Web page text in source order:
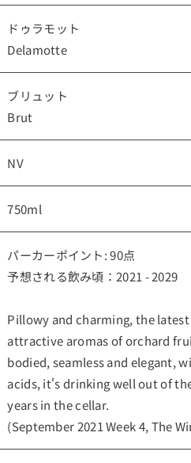
ドゥラモット
Delamotte
ブリュット
Brut
NV
750ml
パーカーポイント: 90点
予想される飲み頃：2021 - 2029
Pillowy and charming, the
attractive aromas of orchard
bodied, seamless and elegant,
acids, it's drinking well out of
years in the cellar.
(September 2021 Week 4, The